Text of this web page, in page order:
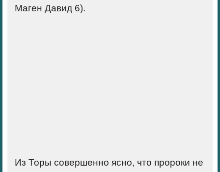
Маген Давид 6).
Из Торы совершенно ясно, что пророки не